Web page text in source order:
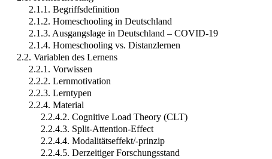
2.1.1. Begriffsdefinition
2.1.2. Homeschooling in Deutschland
2.1.3. Ausgangslage in Deutschland – COVID-19
2.1.4. Homeschooling vs. Distanzlernen
2.2. Variablen des Lernens
2.2.1. Vorwissen
2.2.2. Lernmotivation
2.2.3. Lerntypen
2.2.4. Material
2.2.4.2. Cognitive Load Theory (CLT)
2.2.4.3. Split-Attention-Effect
2.2.4.4. Modalitätseffekt/-prinzip
2.2.4.5. Derzeitiger Forschungsstand